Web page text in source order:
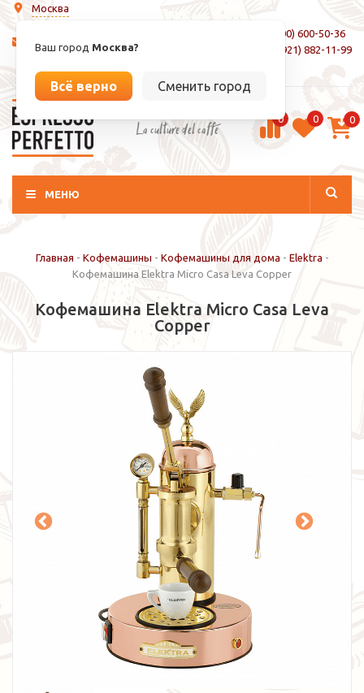
Москва
Ваш город Москва?
Всё верно Сменить город
info@espressoperfetto.ru
8 (800) 600-50-36
+7 (921) 882-11-99
La culture del caffé 0 0 0
МЕНЮ
Главная - Кофемашины - Кофемашины для дома - Elektra -
Кофемашина Elektra Micro Casa Leva Copper
Кофемашина Elektra Micro Casa Leva
Copper